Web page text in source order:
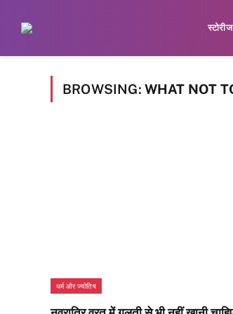
स्टोरीज
BROWSING: WHAT NOT
धर्म और ज्योतिष